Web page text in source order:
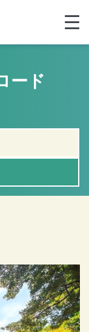
ード